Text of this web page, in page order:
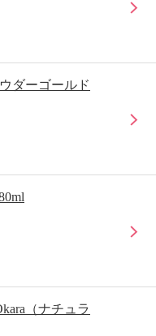
ダーゴールド
（ナチュラ